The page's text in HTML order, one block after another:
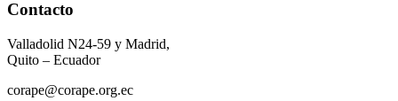
Contacto
Valladolid N24-59 y Madrid,
Quito – Ecuador
corape@corape.org.ec